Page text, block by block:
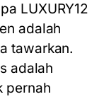
LUXURY12
adalah
tawarkan.
adalah
pernah